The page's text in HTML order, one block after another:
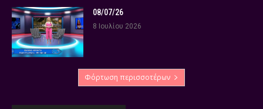
08/07/26
8 Ιουλίου 2026
Φόρτωση περισσοτέρων